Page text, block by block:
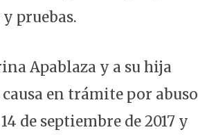
pruebas.
Apablaza y a su hija
en trámite por abuso
de septiembre de 2017 y